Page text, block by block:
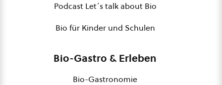
Podcast Let´s talk about Bio
Bio für Kinder und Schulen
Bio-Gastro & Erleben
Bio-Gastronomie